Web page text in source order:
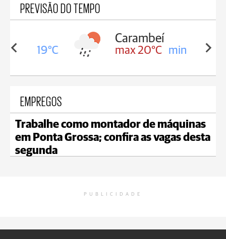
PREVISÃO DO TEMPO
19°C
Carambeí
max 20°C min 19°C
EMPREGOS
Trabalhe como montador de máquinas
em Ponta Grossa; confira as vagas desta
segunda
PUBLICIDADE